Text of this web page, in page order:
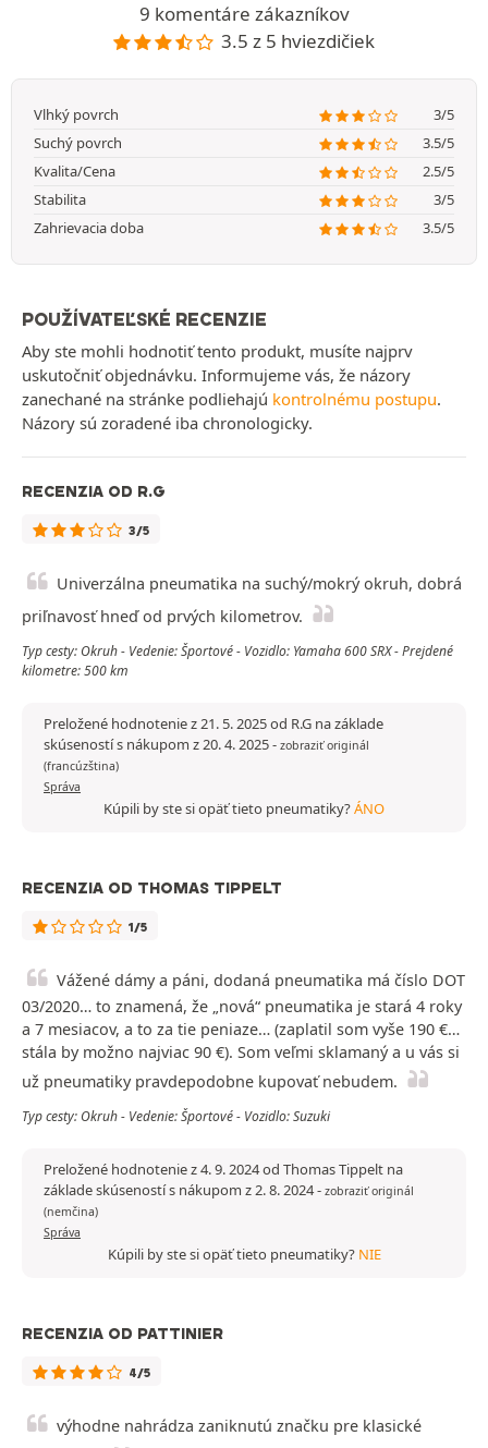
9 komentáre zákazníkov
3.5 z 5 hviezdičiek
Vlhký povrch
3/5
Suchý povrch
3.5/5
Kvalita/Cena
2.5/5
Stabilita
3/5
Zahrievacia doba
3.5/5
POUŽÍVATEĽSKÉ RECENZIE
Aby ste mohli hodnotiť tento produkt, musíte najprv
uskutočniť objednávku. Informujeme vás, že názory
zanechané na stránke podliehajú kontrolnému postupu.
Názory sú zoradené iba chronologicky.
RECENZIA OD R.G
3/5
Univerzálna pneumatika na suchý/mokrý okruh, dobrá
priľnavosť hneď od prvých kilometrov.
Typ cesty: Okruh - Vedenie: Športové - Vozidlo: Yamaha 600 SRX - Prejdené
kilometre: 500 km
Preložené hodnotenie z 21. 5. 2025 od R.G na základe
skúseností s nákupom z 20. 4. 2025- zobraziť originál
(francúzština)
Správa
Kúpili by ste si opäť tieto pneumatiky?ÁNO
RECENZIA OD THOMAS TIPPELT
1/5
Vážené dámy a páni, dodaná pneumatika má číslo DOT
03/2020… to znamená, že „nová“ pneumatika je stará 4 roky
a 7 mesiacov, a to za tie peniaze… (zaplatil som vyše 190 €…
stála by možno najviac 90 €). Som veľmi sklamaný a u vás si
už pneumatiky pravdepodobne kupovať nebudem.
Typ cesty: Okruh - Vedenie: Športové - Vozidlo: Suzuki
Preložené hodnotenie z 4. 9. 2024 od Thomas Tippelt na
základe skúseností s nákupom z 2. 8. 2024- zobraziť originál
(nemčina)
Správa
Kúpili by ste si opäť tieto pneumatiky? NIE
RECENZIA OD PATTINIER
4/5
výhodne nahrádza zaniknutú značku pre klasické